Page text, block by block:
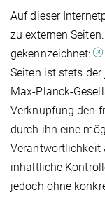
Auf dieser
zu externen
gekennzeichnet:
Seiten ist stets
Max-Planck-
Verknüpfung den
durch ihn eine
Verantwortlichkeit
inhaltliche
jedoch ohne